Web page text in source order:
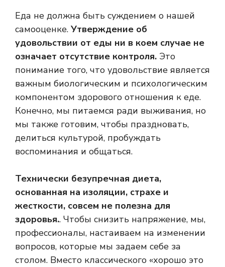
Еда не должна быть суждением о нашей
самооценке. Утверждение об
удовольствии от еды ни в коем случае не
означает отсутствие контроля. Это
понимание того, что удовольствие является
важным биологическим и психологическим
компонентом здорового отношения к еде.
Конечно, мы питаемся ради выживания, но
мы также готовим, чтобы праздновать,
делиться культурой, пробуждать
воспоминания и общаться.
Технически безупречная диета,
основанная на изоляции, страхе и
жесткости, совсем не полезна для
здоровья.. Чтобы снизить напряжение, мы,
профессионалы, настаиваем на изменении
вопросов, которые мы задаем себе за
столом. Вместо классического «хорошо это